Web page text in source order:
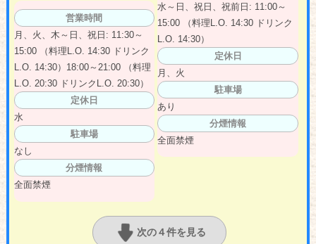
営業時間
月、火、木～日、祝日: 11:30～
15:00 （料理L.O. 14:30 ドリンク
L.O. 14:30）18:00～21:00 （料理
L.O. 20:30 ドリンクL.O. 20:30）
定休日
水
駐車場
なし
分煙情報
全面禁煙
水～日、祝日、祝前日: 11:00～
15:00 （料理L.O. 14:30 ドリンク
L.O. 14:30）
定休日
月、火
駐車場
あり
分煙情報
全面禁煙
次の４件を見る